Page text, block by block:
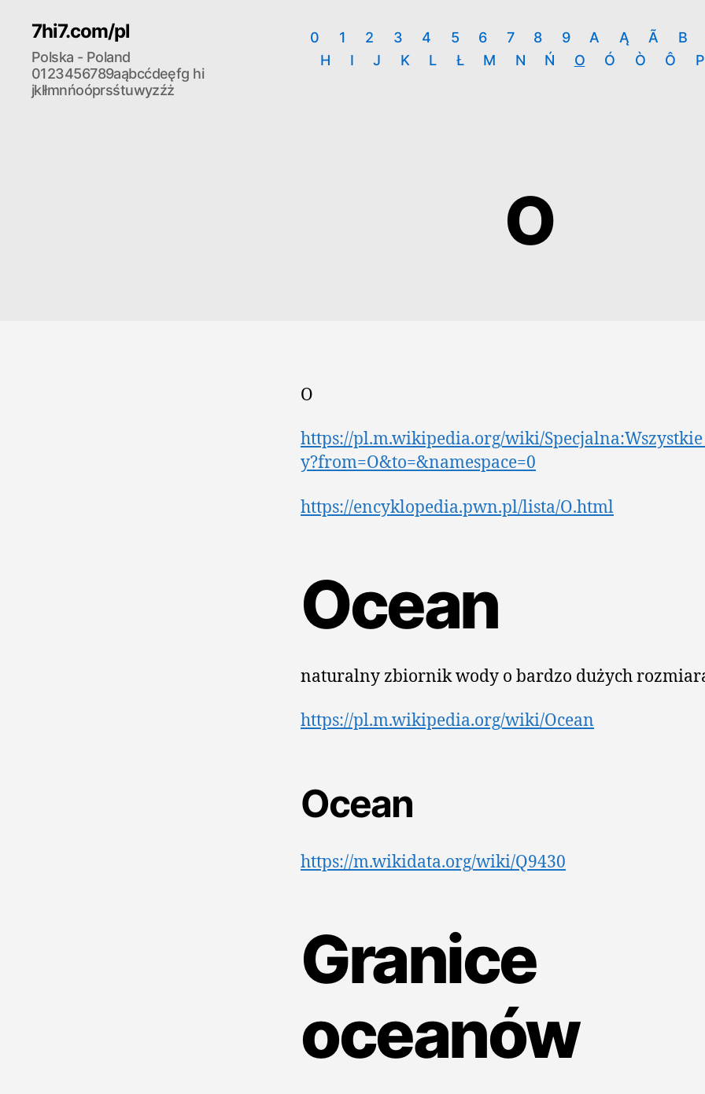
7hi7.com/pl
Polska - Poland
0123456789aąbcćdeęfg hi
jklłmnńoóprsśtuwyzźż
0 1 2 3 4 5 6 7 8 9 A Ą Ã B
H
I J K L Ł M N Ń O Ó Ò Ô P
O
O
https://pl.m.wikipedia.org/wiki/
y?from=O&to=&namespace=0
https://encyklopedia.pwn.pl/lista/O.html
Ocean
naturalny zbiornik wody o bardzo dużych
https://pl.m.wikipedia.org/wiki/Ocean
Ocean
https://m.wikidata.org/wiki/Q9430
Granice
oceanów